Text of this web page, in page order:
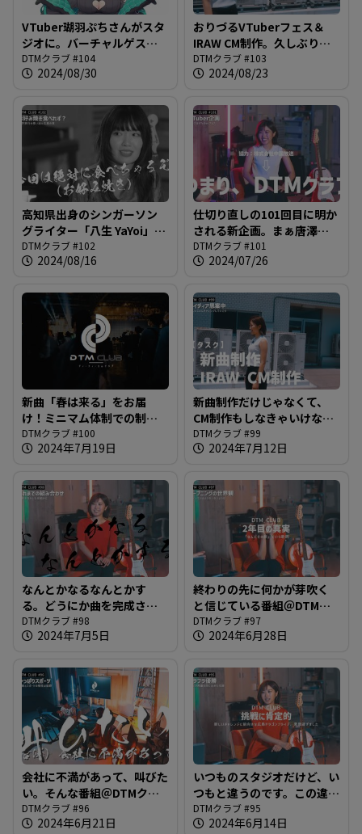
VTuber瑚羽ぷちさんがスタ
ジオに。バーチャルゲスト
とお送りする「VTuberの世
界」＠DTMクラブ #104
DTMクラブ #104
2024/08/30
おりづるVTuberフェス＆
IRAW CM制作。久しぶりに
青空の下での収録も＠DTM
クラブ #103
DTMクラブ #103
2024/08/23
高知県出身のシンガーソン
グライター「八生 YaYoi」さ
んがスタジオに！プロフィ
ールによると陰キャな八生
な唐澤さんの共通点とは？
＠DTMクラブ #102
DTMクラブ #102
2024/08/16
仕切り直しの101回目に明か
される新企画。まぁ唐澤さ
んには特に事前に話してな
いんですけども＠DTMクラ
DTMクラブ #101
2024/07/26
新曲「春は来る」をお届
け！ミニマム体制での制作
ながらついに到着した100回
目の放送。本当にありがと
ブ #100
DTMクラブ #100
2024年7月19日
新曲制作だけじゃなくて、
CM制作もしなきゃいけなか
ったのを思い出した＠DTM
クラブ#99
DTMクラブ #99
2024年7月12日
なんとかなるなんとかす
る。どうにか曲を完成させ
たいのですが果たして＠
DTMクラブ#98
DTMクラブ #98
2024年7月5日
終わりの先に何かが芽吹く
と信じている番組＠DTMク
ラブ#97
DTMクラブ #97
2024年6月28日
会社に不満があって、叫びた
い。そんな番組＠DTMクラ
ブ#96
DTMクラブ #96
2024年6月21日
いつものスタジオだけど、い
つもと違うのです。この違和
感に気がつける人1％以下＠
DTMクラブ #95
DTMクラブ #95
2024年6月14日